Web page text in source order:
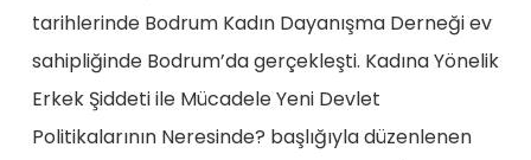
tarihlerinde Bodrum Kadın Dayanışma Derneği ev
sahipliğinde Bodrum’da gerçekleşti. Kadına Yönelik
Erkek Şiddeti ile Mücadele Yeni Devlet
Politikalarının Neresinde? başlığıyla düzenlenen